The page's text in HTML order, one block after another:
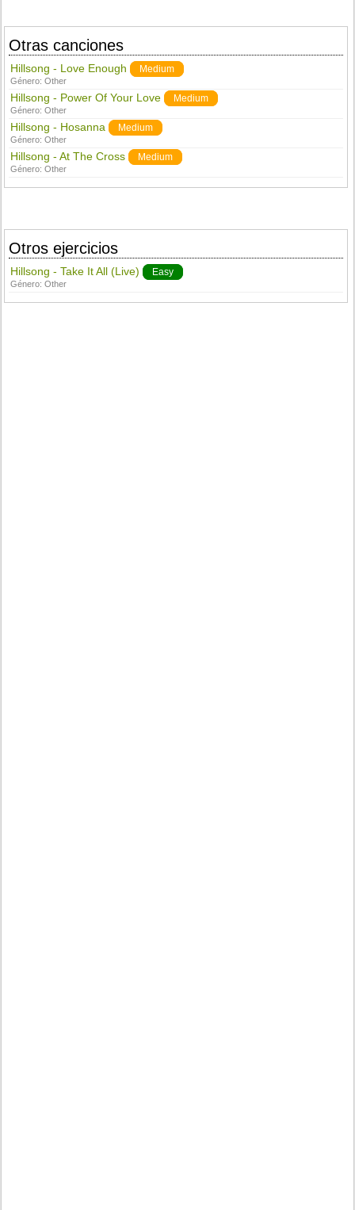
Otras canciones
Hillsong - Love Enough Medium
Género:Other
Hillsong - Power Of Your Love Medium
Género:Other
Hillsong - Hosanna Medium
Género:Other
Hillsong - At The Cross Medium
Género:Other
Otros ejercicios
Hillsong - Take It All (Live) Easy
Género:Other